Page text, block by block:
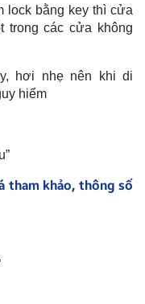
lock bằng key thì cửa
trong các cửa không
hơi nhẹ nên khi di
hiểm
tham khảo, thông số